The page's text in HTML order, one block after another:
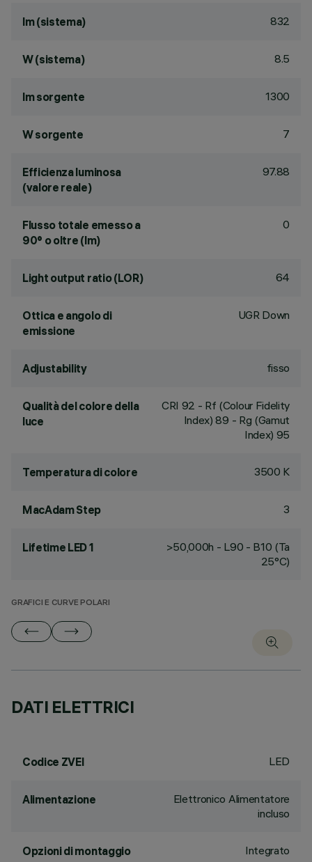
lm (sistema) 832
W (sistema) 8.5
lm sorgente 1300
W sorgente 7
Efficienza luminosa
(valore reale)
97.88
Flusso totale emesso a
90° o oltre (lm)
0
Light output ratio (LOR) 64
Ottica e angolo di
emissione
UGR Down
Adjustability fisso
Qualità del colore della
luce
CRI 92 - Rf (Colour Fidelity
Index) 89 - Rg (Gamut
Index) 95
Temperatura di colore 3500 K
MacAdam Step 3
Lifetime LED 1
>50,000h - L90 - B10 (Ta
25°C)
GRAFICI E CURVE POLARI
DATI ELETTRICI
Codice ZVEI LED
Alimentazione
Elettronico Alimentatore
incluso
Opzioni di montaggio Integrato